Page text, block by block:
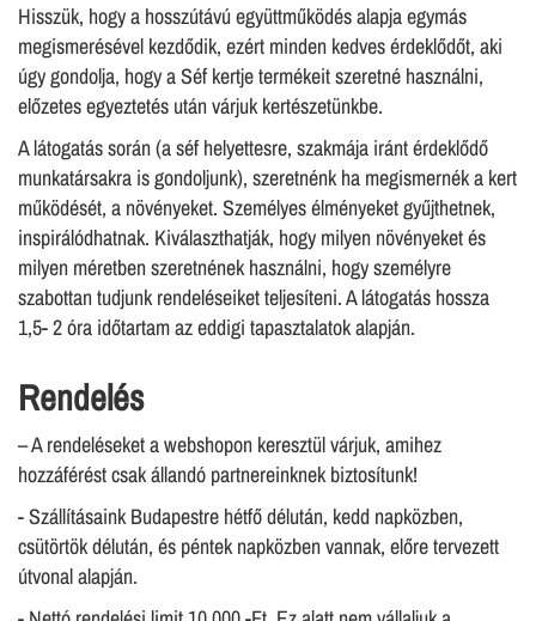
Hisszük, hogy a hosszútávú együttműködés alapja egymás
megismerésével kezdődik, ezért minden kedves érdeklődőt, aki
úgy gondolja, hogy a Séf kertje termékeit szeretné használni,
előzetes egyeztetés után várjuk kertészetünkbe.
A látogatás során (a séf helyettesre, szakmája iránt érdeklődő
munkatársakra is gondoljunk), szeretnénk ha megismernék a kert
működését, a növényeket. Személyes élményeket gyűjthetnek,
inspirálódhatnak. Kiválaszthatják, hogy milyen növényeket és
milyen méretben szeretnének használni, hogy személyre
szabottan tudjunk rendeléseiket teljesíteni. A látogatás hossza
1,5- 2 óra időtartam az eddigi tapasztalatok alapján.
Rendelés
– A rendeléseket a webshopon keresztül várjuk, amihez
hozzáférést csak állandó partnereinknek biztosítunk!
- Szállításaink Budapestre hétfő délután, kedd napközben,
csütörtök délután, és péntek napközben vannak, előre tervezett
útvonal alapján.